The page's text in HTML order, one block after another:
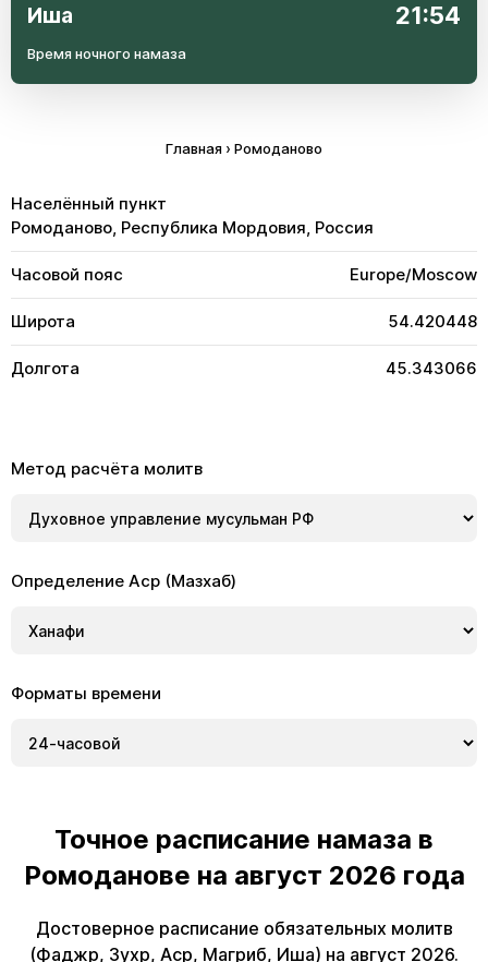
Иша 21:54
Время ночного намаза
Главная › Ромоданово
Населённый пункт
Ромоданово, Республика Мордовия, Россия
Часовой пояс Europe/Moscow
Широта 54.420448
Долгота 45.343066
Метод расчёта молитв
Определение Аср (Мазхаб)
Форматы времени
Точное расписание намаза в
Ромоданове на август 2026 года
Достоверное расписание обязательных молитв
(Фаджр, Зухр, Аср, Магриб, Иша) на август 2026.